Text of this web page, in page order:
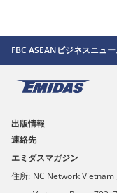
FBC ASEANビジネスニュ
出版情報
連絡先
エミダスマガジン
住所: NC Network Vietnam